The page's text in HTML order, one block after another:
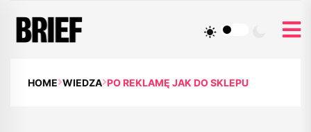
HOME WIEDZA PO REKLAMĘ JAK DO SKLEPU